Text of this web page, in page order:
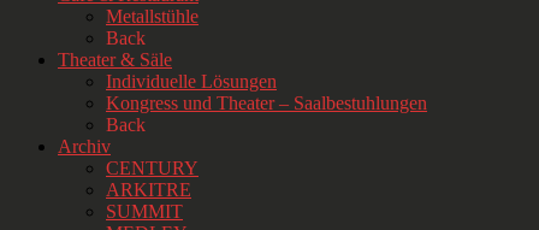
Metallstühle
Back
Theater & Säle
Individuelle Lösungen
Kongress und Theater – Saalbestuhlungen
Back
Archiv
CENTURY
ARKITRE
SUMMIT